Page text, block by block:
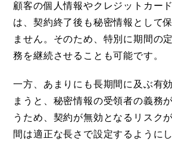
顧客の個人情報やクレジットカー
は、契約終了後も秘密情報として
ません。そのため、特別に期間の
務を継続させることも可能です。
一方、あまりにも長期間に及ぶ有
まうと、秘密情報の受領者の義務
うため、契約が無効となるリスク
間は適正な長さで設定するように